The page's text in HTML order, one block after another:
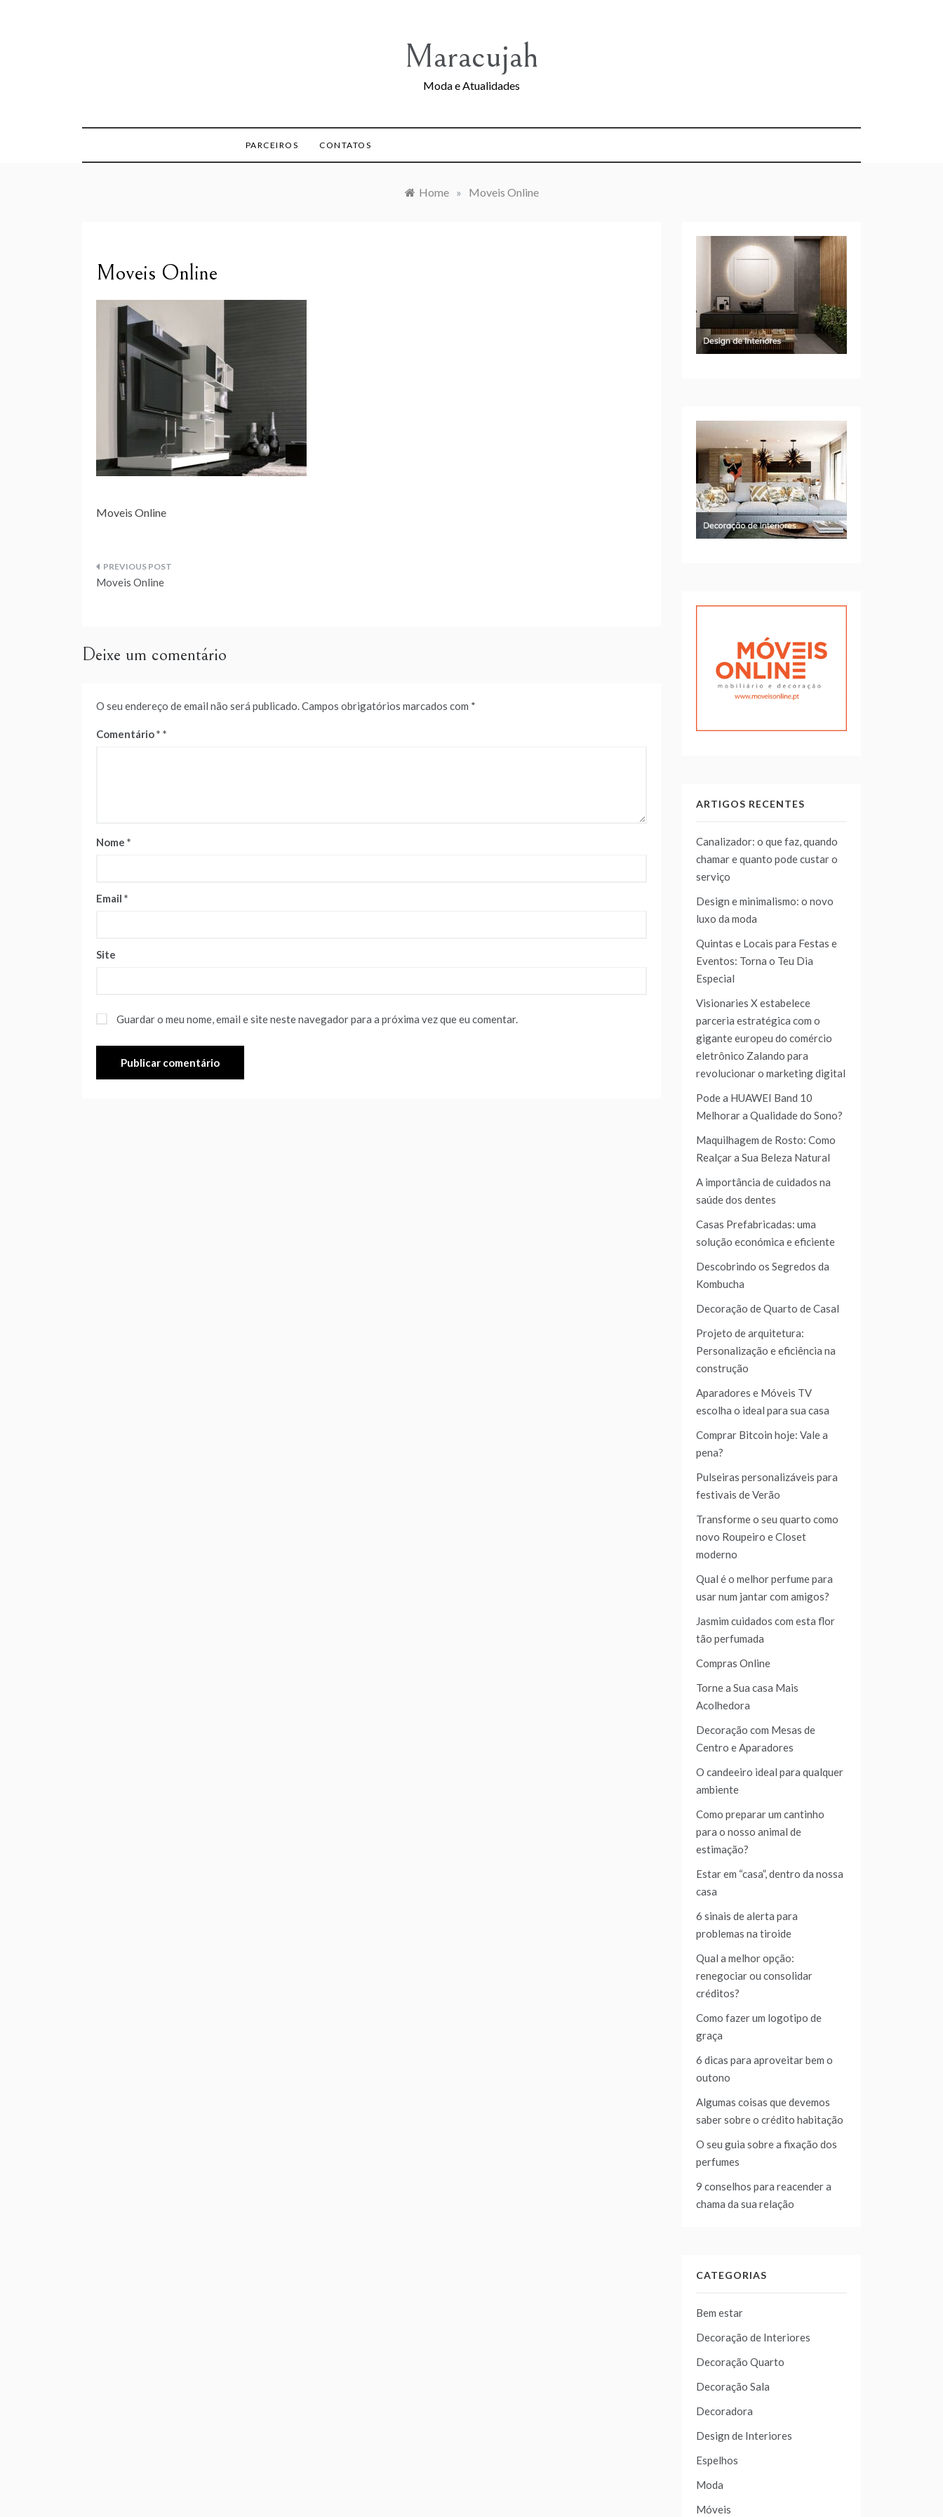
Maracujah
Moda e Atualidades
PARCEIROS CONTATOS
Home » Moveis Online
Moveis Online
Moveis Online
Navegação
Moveis Online
Deixe um comentário
O seu endereço de email não será publicado.Campos obrigatórios marcados com *
Comentário*
Nome *
Email *
Site
Guardar o meu nome, email e site neste navegador para a próxima vez que eu comentar.
ARTIGOS RECENTES
Canalizador: o que faz, quando
chamar e quanto pode custar o
serviço
Design e minimalismo: o novo
luxo da moda
Quintas e Locais para Festas e
Eventos: Torna o Teu Dia
Especial
Visionaries X estabelece
parceria estratégica com o
gigante europeu do comércio
eletrônico Zalando para
revolucionar o marketing digital
Pode a HUAWEI Band 10
Melhorar a Qualidade do Sono?
Maquilhagem de Rosto: Como
Realçar a Sua Beleza Natural
A importância de cuidados na
saúde dos dentes
Casas Prefabricadas: uma
solução económica e eficiente
Descobrindo os Segredos da
Kombucha
Decoração de Quarto de Casal
Projeto de arquitetura:
Personalização e eficiência na
construção
Aparadores e Móveis TV
escolha o ideal para sua casa
Comprar Bitcoin hoje: Vale a
pena?
Pulseiras personalizáveis para
festivais de Verão
Transforme o seu quarto como
novo Roupeiro e Closet
moderno
Qual é o melhor perfume para
usar num jantar com amigos?
Jasmim cuidados com esta flor
tão perfumada
Compras Online
Torne a Sua casa Mais
Acolhedora
Decoração com Mesas de
Centro e Aparadores
O candeeiro ideal para qualquer
ambiente
Como preparar um cantinho
para o nosso animal de
estimação?
Estar em “casa”, dentro da nossa
casa
6 sinais de alerta para
problemas na tiroide
Qual a melhor opção:
renegociar ou consolidar
créditos?
Como fazer um logotipo de
graça
6 dicas para aproveitar bem o
outono
Algumas coisas que devemos
saber sobre o crédito habitação
O seu guia sobre a fixação dos
perfumes
9 conselhos para reacender a
chama da sua relação
CATEGORIAS
Bem estar
Decoração de Interiores
Decoração Quarto
Decoração Sala
Decoradora
Design de Interiores
Espelhos
Moda
Móveis